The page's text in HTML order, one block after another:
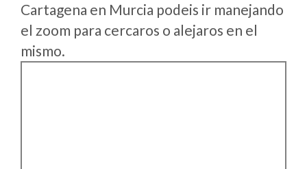
Cartagena en Murcia podeis ir manejando
el zoom para cercaros o alejaros en el
mismo.